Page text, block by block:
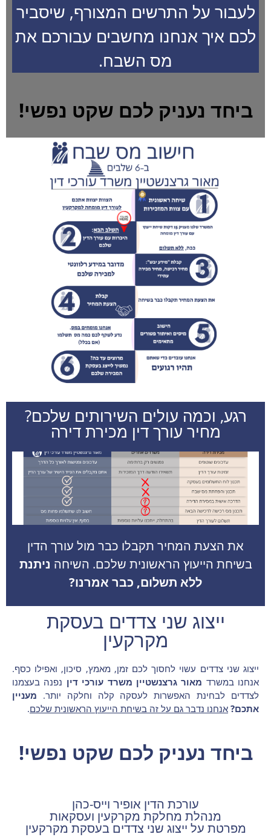
לעבור על התרשים המצורף, שיסביר
לכם איך אנחנו מחשבים עבורכם את
מס השבח.
ביחד נעניק לכם שקט נפשי!
רגע, וכמה עולים השירותים שלכם?
מחיר עורך דין מכירת דירה
את הצעת המחיר תקבלו כבר מול עורך הדין
בשיחת הייעוץ הראשונית שלכם. השיחה ניתנת
ללא תשלום, כבר אמרנו?
ייצוג שני צדדים בעסקת
מקרקעין
ייצוג שני צדדים עשוי לחסוך לכם זמן, מאמץ, סיכון, ואפילו כסף.
אנחנו במשרד מאור גרצנשטיין משרד עורכי דין נפנה בעצמנו
לצדדים לבחינת האפשרות לעסקה קלה וחלקה יותר. מעניין
אתכם? אנחנו נדבר גם על זה בשיחת הייעוץ הראשונית שלכם.
ביחד נעניק לכם שקט נפשי!
עורכת הדין אופיר וייס-כהן
מנהלת מחלקת מקרקעין ועסקאות
מפרטת על ייצוג שני צדדים בעסקת מקרקעין